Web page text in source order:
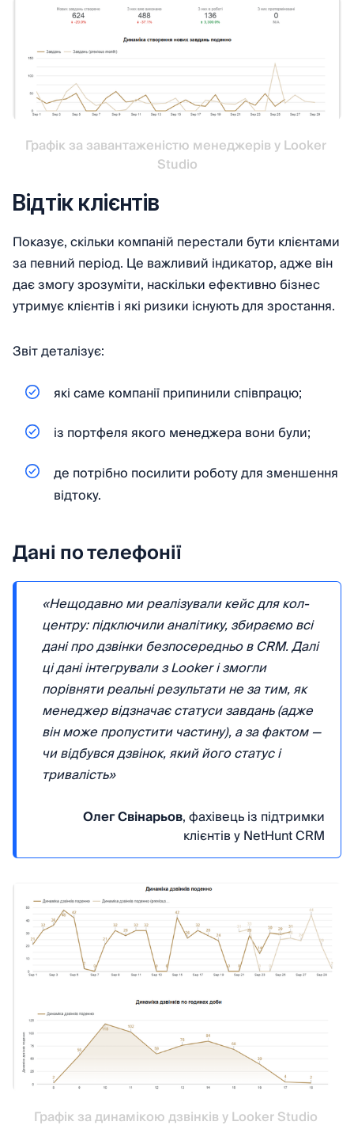
Графік за завантаженістю менеджерів у Looker
Studio
Відтік клієнтів
Показує, скільки компаній перестали бути клієнтами
за певний період. Це важливий індикатор, адже він
дає змогу зрозуміти, наскільки ефективно бізнес
утримує клієнтів і які ризики існують для зростання.
Звіт деталізує:
які саме компанії припинили співпрацю;
із портфеля якого менеджера вони були;
де потрібно посилити роботу для зменшення
відтоку.
Дані по телефонії
«Нещодавно ми реалізували кейс для кол-
центру: підключили аналітику, збираємо всі
дані про дзвінки безпосередньо в CRM. Далі
ці дані інтегрували з Looker і змогли
порівняти реальні результати не за тим, як
менеджер відзначає статуси завдань (адже
він може пропустити частину), а за фактом —
чи відбувся дзвінок, який його статус і
тривалість»
Олег Свінарьов, фахівець із підтримки
клієнтів у NetHunt CRM
Графік за динамікою дзвінків у Looker Studio